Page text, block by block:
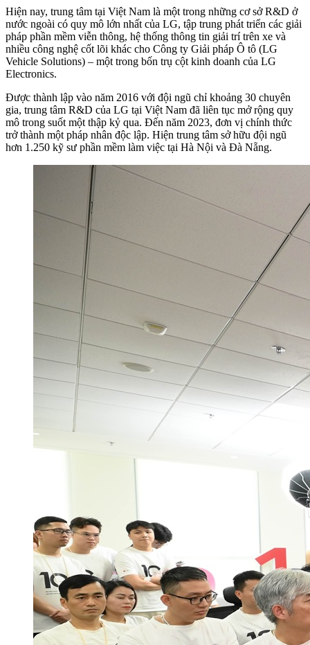
Hiện nay, trung tâm tại Việt Nam là một trong những cơ sở R&D ở
nước ngoài có quy mô lớn nhất của LG, tập trung phát triển các giải
pháp phần mềm viễn thông, hệ thống thông tin giải trí trên xe và
nhiều công nghệ cốt lõi khác cho Công ty Giải pháp Ô tô (LG
Vehicle Solutions) – một trong bốn trụ cột kinh doanh của LG
Electronics.
Được thành lập vào năm 2016 với đội ngũ chỉ khoảng 30 chuyên
gia, trung tâm R&D của LG tại Việt Nam đã liên tục mở rộng quy
mô trong suốt một thập kỷ qua. Đến năm 2023, đơn vị chính thức
trở thành một pháp nhân độc lập. Hiện trung tâm sở hữu đội ngũ
hơn 1.250 kỹ sư phần mềm làm việc tại Hà Nội và Đà Nẵng.